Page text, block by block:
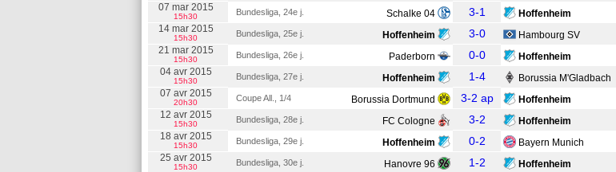
07 mar 2015
15h30 Bundesliga, 24e j. Schalke 04 3-1 Hoffenheim
14 mar 2015
15h30 Bundesliga, 25e j. Hoffenheim 3-0 Hambourg SV
21 mar 2015
15h30 Bundesliga, 26e j. Paderborn 0-0 Hoffenheim
04 avr 2015
15h30 Bundesliga, 27e j. Hoffenheim 1-4 Borussia M'Gladbach
07 avr 2015
20h30 Coupe All., 1/4 Borussia Dortmund 3-2 ap Hoffenheim
12 avr 2015
15h30 Bundesliga, 28e j. FC Cologne 3-2 Hoffenheim
18 avr 2015
15h30 Bundesliga, 29e j. Hoffenheim 0-2 Bayern Munich
25 avr 2015
15h30 Bundesliga, 30e j. Hanovre 96 1-2 Hoffenheim